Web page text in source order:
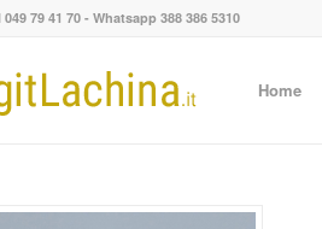
79 41 70 - Whatsapp 388 386 5310
Home